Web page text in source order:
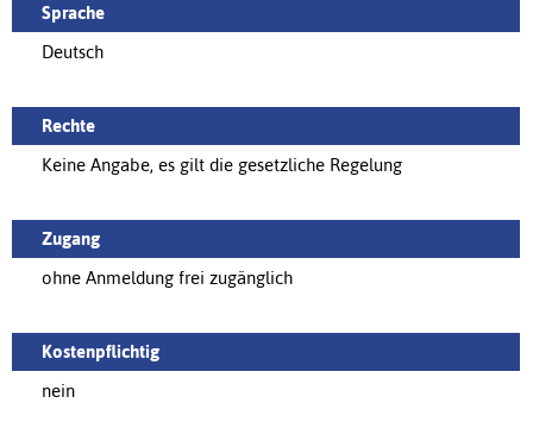
Sprache
Deutsch
Rechte
Keine Angabe, es gilt die gesetzliche Regelung
Zugang
ohne Anmeldung frei zugänglich
Kostenpflichtig
nein